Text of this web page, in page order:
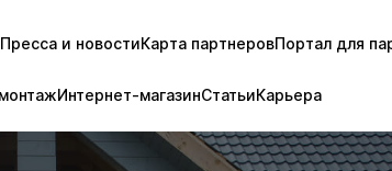
Пресса и новостиКарта партнеровПортал для
Интернет-магазинСтатьиКарьера